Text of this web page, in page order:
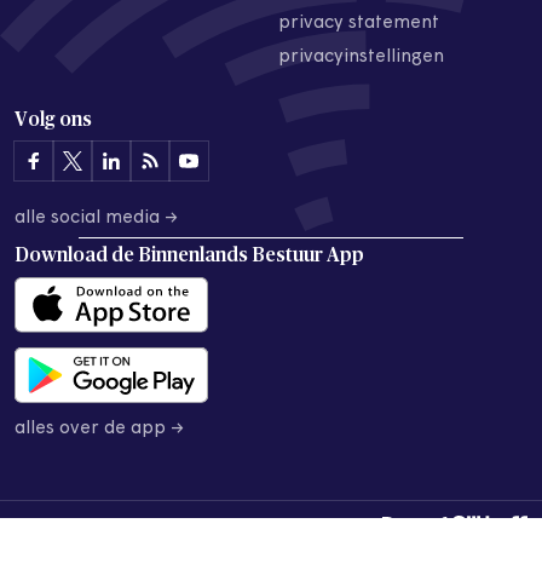
privacy statement
privacyinstellingen
Volg ons
alle social media →
Download de Binnenlands Bestuur App
alles over de app →